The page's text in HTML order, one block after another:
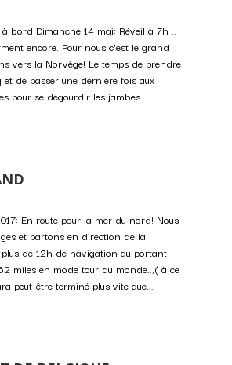
bord Dimanche 14 mai: Réveil à 7h ..
encore. Pour nous c'est le grand
vers la Norvège! Le temps de prendre
de passer une dernière fois aux
pour se dégourdir les jambes...
En route pour la mer du nord! Nous
et partons en direction de la
de 12h de navigation au portant
miles en mode tour du monde..,( à ce
peut-être terminé plus vite que...